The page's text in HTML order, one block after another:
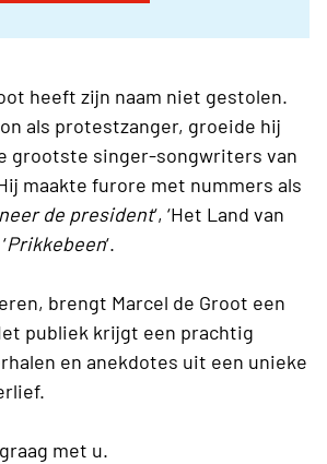
heeft zijn naam niet gestolen.
als protestzanger, groeide hij
grootste singer-songwriters van
maakte furore met nummers als
de president‘, ‘Het Land van
Prikkebeen‘.
brengt Marcel de Groot een
publiek krijgt een prachtig
en anekdotes uit een unieke
met u.